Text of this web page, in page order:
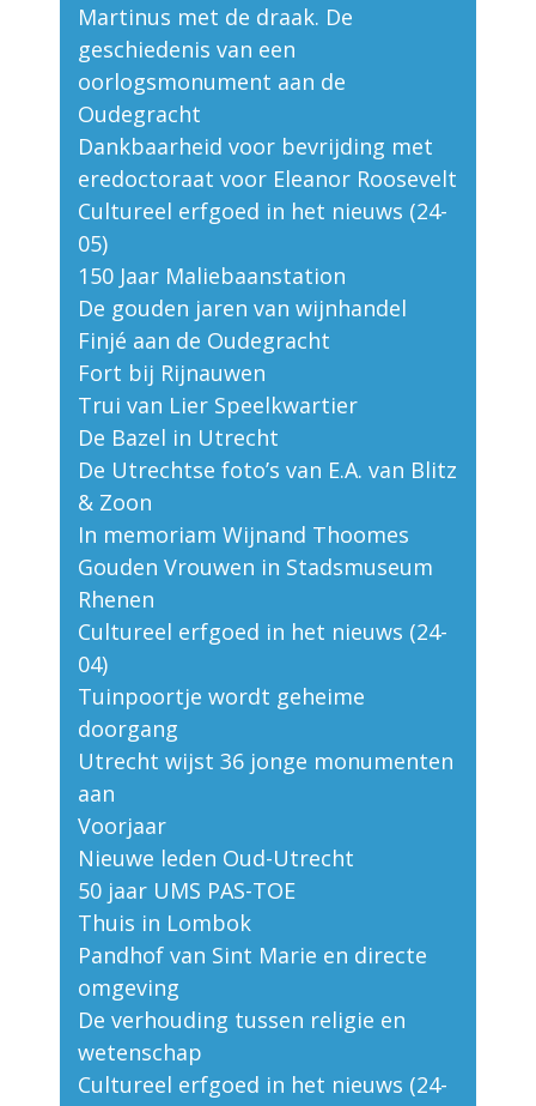
Martinus met de draak. De
geschiedenis van een
oorlogsmonument aan de
Oudegracht
Dankbaarheid voor bevrijding met
eredoctoraat voor Eleanor Roosevelt
Cultureel erfgoed in het nieuws (24-
05)
150 Jaar Maliebaanstation
De gouden jaren van wijnhandel
Finjé aan de Oudegracht
Fort bij Rijnauwen
Trui van Lier Speelkwartier
De Bazel in Utrecht
De Utrechtse foto’s van E.A. van Blitz
& Zoon
In memoriam Wijnand Thoomes
Gouden Vrouwen in Stadsmuseum
Rhenen
Cultureel erfgoed in het nieuws (24-
04)
Tuinpoortje wordt geheime
doorgang
Utrecht wijst 36 jonge monumenten
aan
Voorjaar
Nieuwe leden Oud-Utrecht
50 jaar UMS PAS-TOE
Thuis in Lombok
Pandhof van Sint Marie en directe
omgeving
De verhouding tussen religie en
wetenschap
Cultureel erfgoed in het nieuws (24-